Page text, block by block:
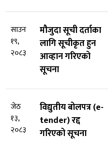
साउन
१९,
२०८३
मौजुदा सूची दर्ताका
लागि सूचीकृत हुन
आव्हान गरिएको
सूचना
जेठ
१३,
२०८३
विद्युतीय बोलपत्र (e-
tender) रद्द
गरिएको सूचना